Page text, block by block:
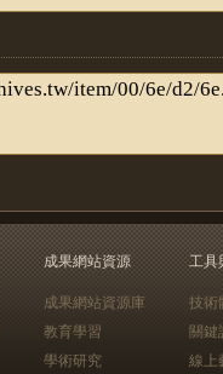
成果網站資源
成果網站資源庫
教育學習
學術研究
工具
技術
關鍵
線上